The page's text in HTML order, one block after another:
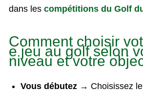
dans les compétitions du Golf
Comment choisir
e jeu au golf selon
niveau et votre
Vous débutez → Choisissez le